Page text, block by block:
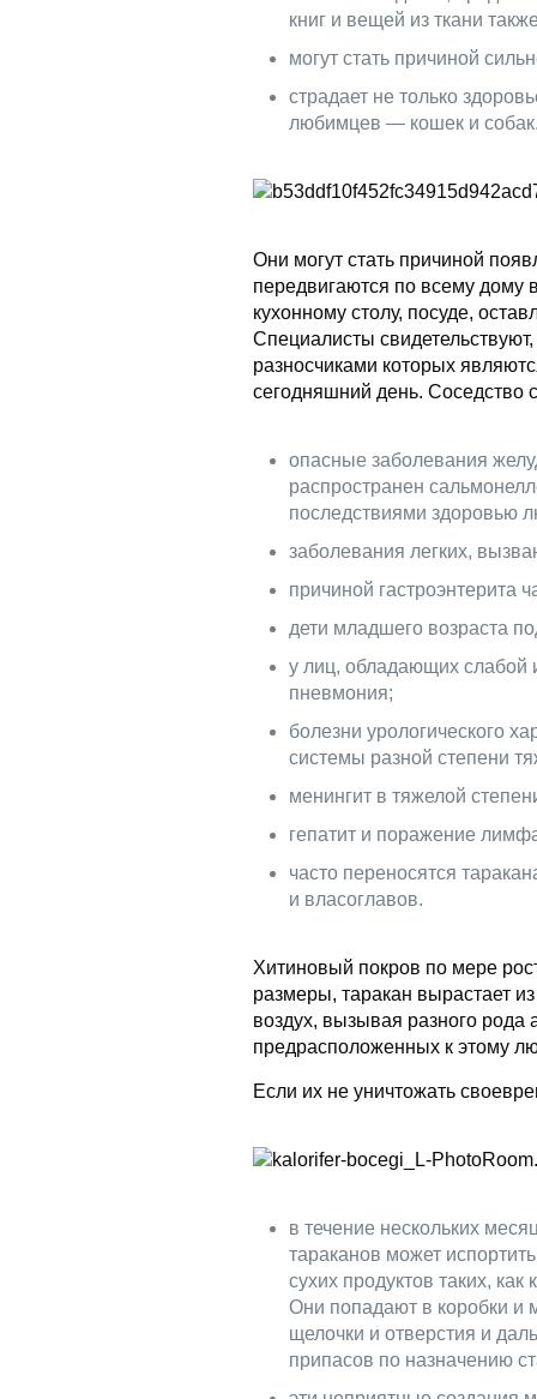
книг и вещей из ткани
могут стать причиной
страдает не только
любимцев — кошек и
Они могут стать причиной
передвигаются по всему дому
кухонному столу, посуде,
Специалисты
разносчиками которых
сегодняшний день. Соседство
опасные заболевания
распространен
последствиями здоровью
заболевания легких,
причиной гастроэнтерита
дети младшего возраста
у лиц, обладающих слабой
пневмония;
болезни урологического
системы разной степени
менингит в тяжелой
гепатит и поражение
часто переносятся
и власоглавов.
Хитиновый покров по мере
размеры, таракан вырастает
воздух, вызывая разного рода
предрасположенных к этому
Если их не уничтожать
в течение нескольких
тараканов может
сухих продуктов таких, как
Они попадают в коробки и
щелочки и отверстия и
припасов по назначению